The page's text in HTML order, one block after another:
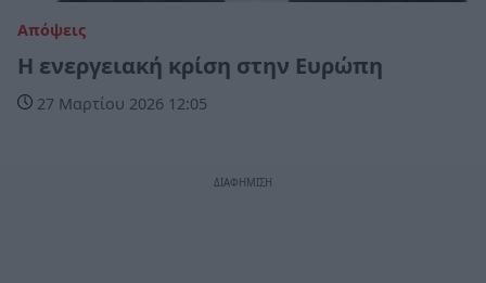
Απόψεις
Η ενεργειακή κρίση στην Ευρώπη
27 Μαρτίου 2026 12:05